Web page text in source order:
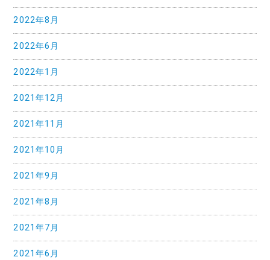
2022年8月
2022年6月
2022年1月
2021年12月
2021年11月
2021年10月
2021年9月
2021年8月
2021年7月
2021年6月